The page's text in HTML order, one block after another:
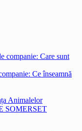
companie: Care sunt
Ce înseamnă
Animalelor
SOMERSET